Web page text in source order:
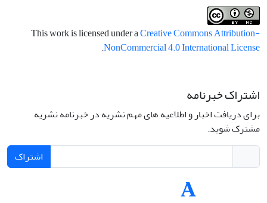
This work is licensed under aCreative Commons Attribution-
NonCommercial 4.0 International License
.
اشتراک خبرنامه
برای دریافت اخبار و اطلاعیه های مهم نشریه در خبرنامه نشریه
مشترک شوید.
اشتراک